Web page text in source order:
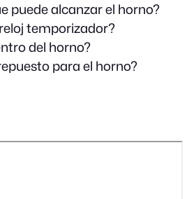
puede alcanzar el horno?
temporizador?
del horno?
para el horno?